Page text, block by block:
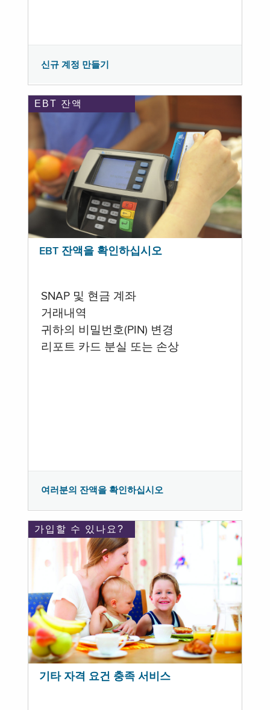
신규 계정 만들기
EBT 잔액
EBT 잔액을 확인하십시오
SNAP 및 현금 계좌
거래내역
귀하의 비밀번호(PIN) 변경
리포트 카드 분실 또는 손상
여러분의 잔액을 확인하십시오
가입할 수 있나요?
기타 자격 요건 충족 서비스